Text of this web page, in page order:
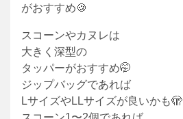
がおすすめ🍪
スコーンやカヌレは
大きく深型の
タッパーがおすすめ🤭
ジップバッグであれば
LサイズやLLサイズが良いかも🫣